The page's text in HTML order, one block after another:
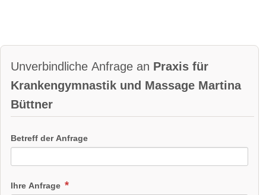
Unverbindliche Anfrage an Praxis für
Krankengymnastik und Massage Martina
Büttner
Betreff der Anfrage
Ihre Anfrage